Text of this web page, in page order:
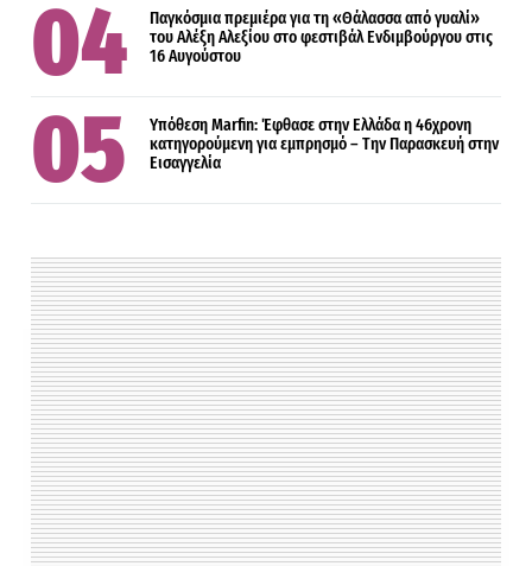
Παγκόσμια πρεμιέρα για τη «Θάλασσα από γυαλί»
του Αλέξη Αλεξίου στο φεστιβάλ Ενδιμβούργου στις
16 Αυγούστου
Υπόθεση Marfin: Έφθασε στην Ελλάδα η 46χρονη
κατηγορούμενη για εμπρησμό – Την Παρασκευή στην
Εισαγγελία